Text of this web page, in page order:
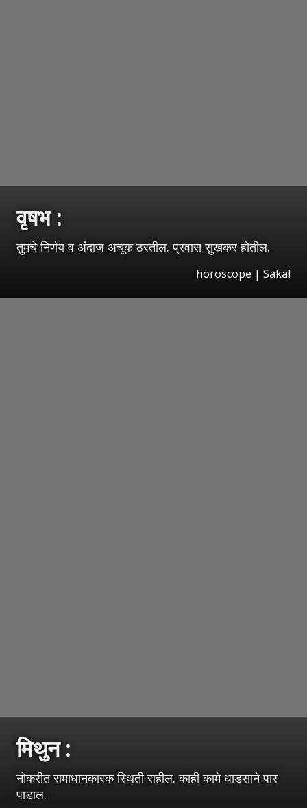
वृषभ :
तुमचे निर्णय व अंदाज अचूक ठरतील. प्रवास सुखकर होतील.
horoscope | Sakal
मिथुन :
नोकरीत समाधानकारक स्थिती राहील. काही कामे धाडसाने पार
पाडाल.